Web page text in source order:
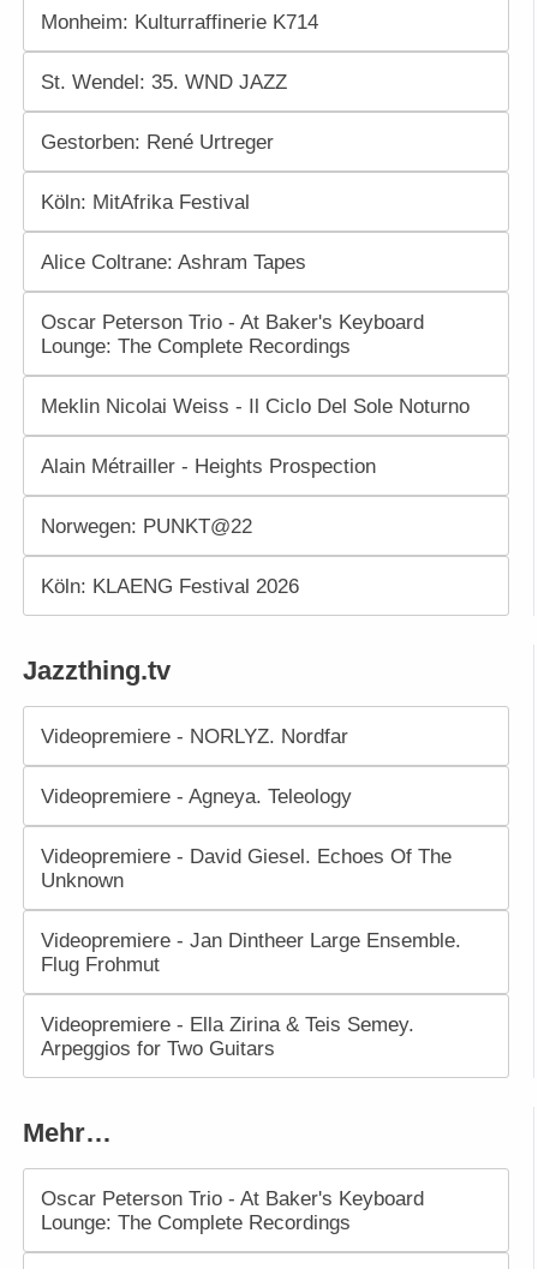
Monheim: Kulturraffinerie K714
St. Wendel: 35. WND JAZZ
Gestorben: René Urtreger
Köln: MitAfrika Festival
Alice Coltrane: Ashram Tapes
Oscar Peterson Trio - At Baker's Keyboard
Lounge: The Complete Recordings
Meklin Nicolai Weiss - Il Ciclo Del Sole Noturno
Alain Métrailler - Heights Prospection
Norwegen: PUNKT@22
Köln: KLAENG Festival 2026
Jazzthing.tv
Videopremiere - NORLYZ. Nordfar
Videopremiere - Agneya. Teleology
Videopremiere - David Giesel. Echoes Of The
Unknown
Videopremiere - Jan Dintheer Large Ensemble.
Flug Frohmut
Videopremiere - Ella Zirina & Teis Semey.
Arpeggios for Two Guitars
Mehr…
Oscar Peterson Trio - At Baker's Keyboard
Lounge: The Complete Recordings